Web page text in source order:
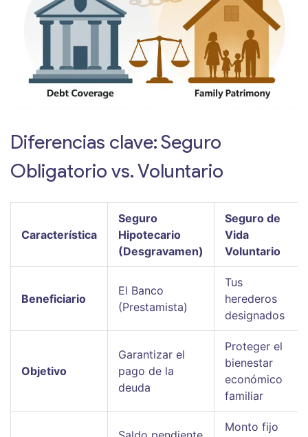
Diferencias clave: Seguro
Obligatorio vs. Voluntario
Característica
Seguro
Hipotecario
(Desgravamen)
Seguro de
Vida
Voluntario
Beneficiario
El Banco
(Prestamista)
Tus
herederos
designados
Objetivo
Garantizar el
pago de la
deuda
Proteger el
bienestar
económico
familiar
Monto fijo